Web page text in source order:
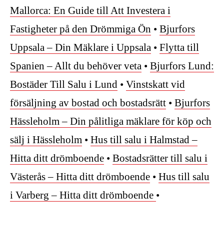
Mallorca: En Guide till Att Investera i
Fastigheter på den Drömmiga Ön • Bjurfors
Uppsala – Din Mäklare i Uppsala • Flytta till
Spanien – Allt du behöver veta • Bjurfors Lund:
Bostäder Till Salu i Lund • Vinstskatt vid
försäljning av bostad och bostadsrätt • Bjurfors
Hässleholm – Din pålitliga mäklare för köp och
sälj i Hässleholm • Hus till salu i Halmstad –
Hitta ditt drömboende • Bostadsrätter till salu i
Västerås – Hitta ditt drömboende • Hus till salu
i Varberg – Hitta ditt drömboende •